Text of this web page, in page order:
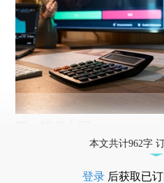
本文共计962字
登录 后获取已